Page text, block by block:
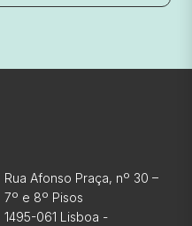
Rua Afonso Praça, nº 30 –
7º e 8º Pisos
1495-061 Lisboa -